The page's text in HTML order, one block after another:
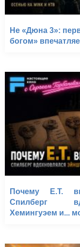
Не «Дюна 3»:
богом»
Почему E.T.
Спилберг
Хемингуэем и...